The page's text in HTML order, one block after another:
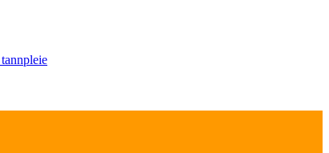
tannpleie